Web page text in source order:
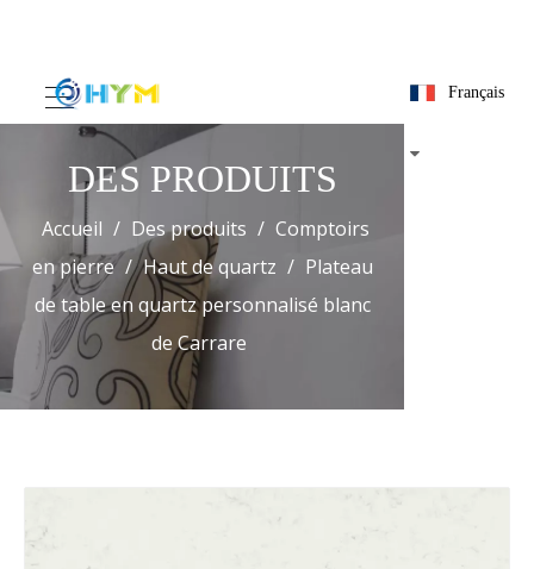
Français
DES PRODUITS
Accueil / Des produits / Comptoirs
en pierre / Haut de quartz / Plateau
de table en quartz personnalisé blanc
de Carrare